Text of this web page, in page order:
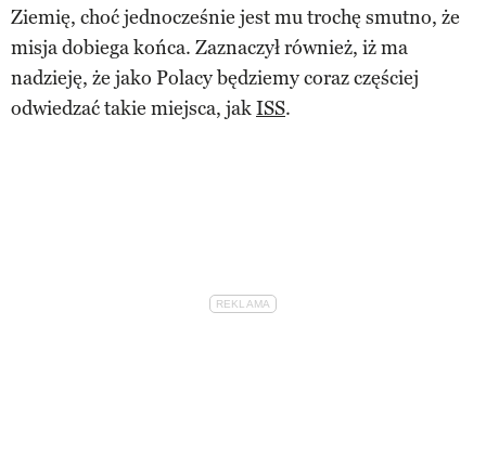
Ziemię, choć jednocześnie jest mu trochę smutno, że
misja dobiega końca. Zaznaczył również, iż ma
nadzieję, że jako Polacy będziemy coraz częściej
odwiedzać takie miejsca, jakISS.